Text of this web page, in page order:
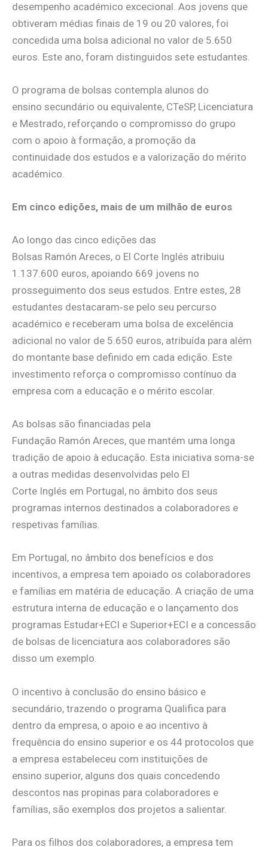
desempenho académico excecional. Aos jovens que
obtiveram médias finais de 19 ou 20 valores, foi
concedida uma bolsa adicional no valor de 5.650
euros. Este ano, foram distinguidos sete estudantes.
O programa de bolsas contempla alunos do
ensino secundário ou equivalente, CTeSP, Licenciatura
e Mestrado, reforçando o compromisso do grupo
com o apoio à formação, a promoção da
continuidade dos estudos e a valorização do mérito
académico.
Em cinco edições, mais de um milhão de euros
Ao longo das cinco edições das
Bolsas Ramón Areces, o El Corte Inglés atribuiu
1.137.600 euros, apoiando 669 jovens no
prosseguimento dos seus estudos. Entre estes, 28
estudantes destacaram‑se pelo seu percurso
académico e receberam uma bolsa de excelência
adicional no valor de 5.650 euros, atribuída para além
do montante base definido em cada edição. Este
investimento reforça o compromisso contínuo da
empresa com a educação e o mérito escolar.
As bolsas são financiadas pela
Fundação Ramón Areces, que mantém uma longa
tradição de apoio à educação. Esta iniciativa soma-se
a outras medidas desenvolvidas pelo El
Corte Inglés em Portugal, no âmbito dos seus
programas internos destinados a colaboradores e
respetivas famílias.
Em Portugal, no âmbito dos benefícios e dos
incentivos, a empresa tem apoiado os colaboradores
e famílias em matéria de educação. A criação de uma
estrutura interna de educação e o lançamento dos
programas Estudar+ECI e Superior+ECI e a concessão
de bolsas de licenciatura aos colaboradores são
disso um exemplo.
O incentivo à conclusão do ensino básico e
secundário, trazendo o programa Qualifica para
dentro da empresa, o apoio e ao incentivo à
frequência do ensino superior e os 44 protocolos que
a empresa estabeleceu com instituições de
ensino superior, alguns dos quais concedendo
descontos nas propinas para colaboradores e
famílias, são exemplos dos projetos a salientar.
Para os filhos dos colaboradores, a empresa tem